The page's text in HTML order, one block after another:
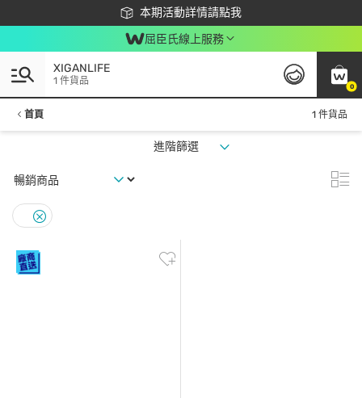
本期活動詳情請點我
下載app最高回饋$350
屈臣氏線上服務
0
XIGANLIFE
1 件貨品
首頁 1 件貨品
進階篩選